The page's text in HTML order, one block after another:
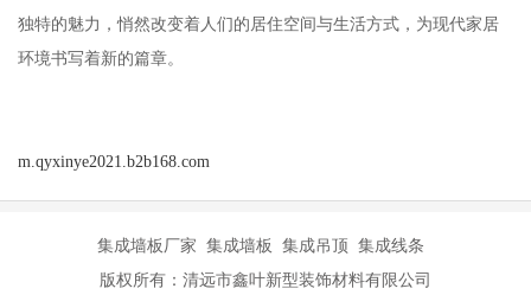
独特的魅力，悄然改变着人们的居住空间与生活方式，为现代家居
环境书写着新的篇章。
m.qyxinye2021.b2b168.com
集成墙板厂家 集成墙板 集成吊顶 集成线条
版权所有：清远市鑫叶新型装饰材料有限公司